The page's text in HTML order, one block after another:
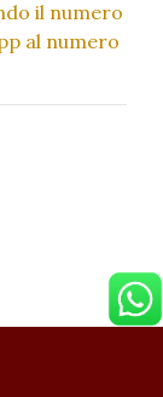
il numero
al numero